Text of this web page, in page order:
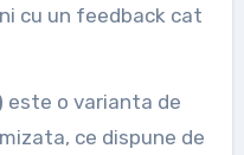
cu un feedback cat
este o varianta de
ce dispune de